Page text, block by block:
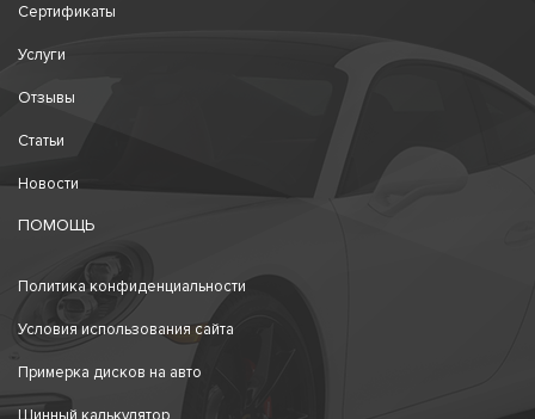
Сертификаты
Услуги
Отзывы
Статьи
Новости
ПОМОЩЬ
Политика конфиденциальности
Условия использования сайта
Примерка дисков на авто